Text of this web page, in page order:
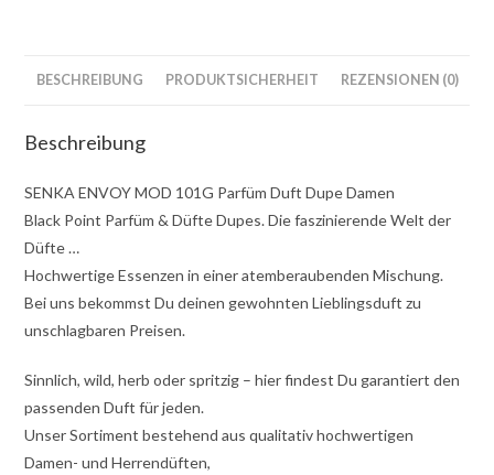
BESCHREIBUNG PRODUKTSICHERHEIT REZENSIONEN (0)
Beschreibung
SENKA ENVOY MOD 101G Parfüm Duft Dupe Damen
Black Point Parfüm & Düfte Dupes. Die faszinierende Welt der
Düfte …
Hochwertige Essenzen in einer atemberaubenden Mischung.
Bei uns bekommst Du deinen gewohnten Lieblingsduft zu
unschlagbaren Preisen.
Sinnlich, wild, herb oder spritzig – hier findest Du garantiert den
passenden Duft für jeden.
Unser Sortiment bestehend aus qualitativ hochwertigen
Damen- und Herrendüften,